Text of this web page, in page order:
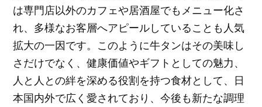
は専門店以外のカフェや居酒屋でもメニュー化さ
れ、多様なお客層へアピールしていることも人気
拡大の一因です。このように牛タンはその美味し
さだけでなく、健康価値やギフトとしての魅力、
人と人との絆を深める役割を持つ食材として、日
本国内外で広く愛されており、今後も新たな調理